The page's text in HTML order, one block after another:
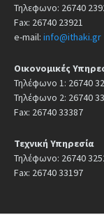
Τηλεφωνο: 26740
Fax: 26740 23921
e-mail: info@ithaki.gr
Οικονομικές
Τηλέφωνο 1: 26740
Τηλέφωνο 2: 26740
Fax: 26740 33387
Τεχνική Υπηρεσία
Τηλέφωνο: 26740
Fax: 26740 33197